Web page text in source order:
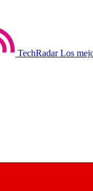
TechRadar Los